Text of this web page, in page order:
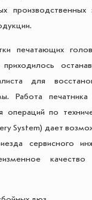
производственных
печатающих
для
Работа
операций по
System) дает
сервисного
качество